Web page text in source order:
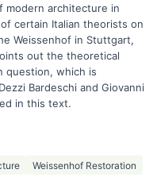
architecture in
certain Italian theorists on
Weissenhof in Stuttgart,
out the theoretical
question, which is
Bardeschi and Giovanni
in this text.
Weissenhof Restoration